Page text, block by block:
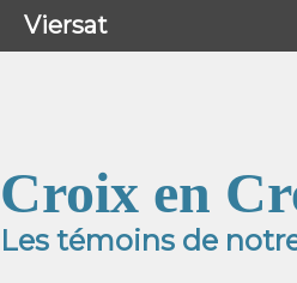
Croix en
Les témoins de
Menu
Viersat